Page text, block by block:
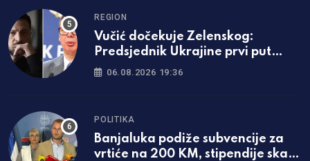
REGION
Vučić dočekuje Zelenskog:
Predsjednik Ukrajine prvi put
dolazi u Srbiju
06.08.2026 19:36
POLITIKA
Banjaluka podiže subvencije za
vrtiće na 200 KM, stipendije skaču